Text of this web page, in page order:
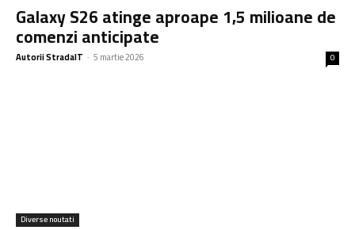
Galaxy S26 atinge aproape 1,5 milioane de
comenzi anticipate
Autorii StradaIT - 5 martie 2026 0
Diverse noutati